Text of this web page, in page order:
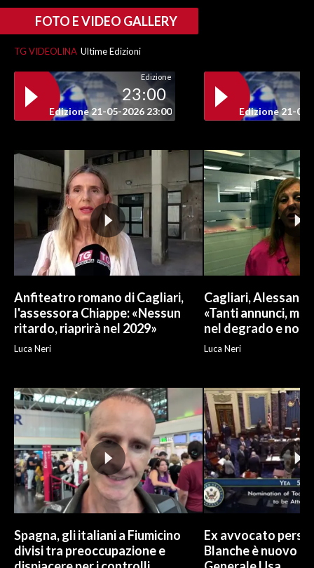
FOTO E VIDEO GALLERY
TG VIDEOLINA Ultime Edizioni
Edizione
23:00
Edizione 21-05-2026 23:00 Edizione 21-05-
Anfiteatro romano di Cagliari,
l'assessora Chiappe: «Nessun
ritardo, riaprirà nel 2029»
Luca Neri
Cagliari,
«Tanti annunci,
nel degrado e non
Luca Neri
Spagna, gli italiani a Fiumicino
divisi tra preoccupazione e
Ex avvocato
Blanche è nuovo